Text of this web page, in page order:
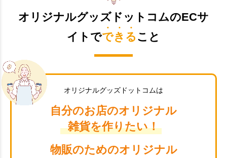
オリジナルグッズドットコムのECサ
イトでできる こと
オリジナルグッズドットコムは
自分のお店のオリジナル
雑貨を作りたい！
物販のためのオリジナル